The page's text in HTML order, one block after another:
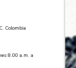
Colombia
8.00 a.m. a